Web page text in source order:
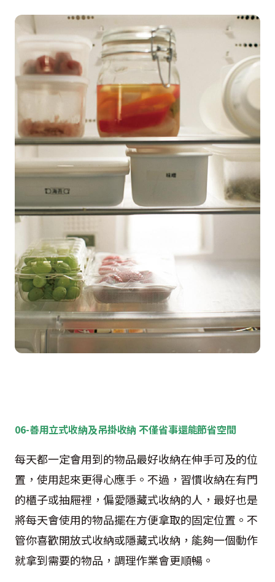
06-善用立式收納及吊掛收納 不僅省事還能節省空間
每天都一定會用到的物品最好收納在伸手可及的位
置，使用起來更得心應手。不過，習慣收納在有門
的櫃子或抽屜裡，偏愛隱藏式收納的人，最好也是
將每天會使用的物品擺在方便拿取的固定位置。不
管你喜歡開放式收納或隱藏式收納，能夠一個動作
就拿到需要的物品，調理作業會更順暢。